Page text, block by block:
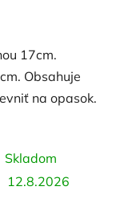
17cm.
Obsahuje
na opasok.
Skladom
12.8.2026